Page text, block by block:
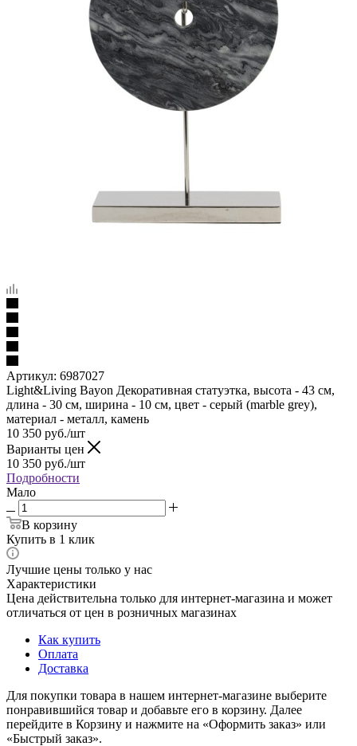
Артикул: 6987027
Light&Living Bayon Декоративная статуэтка, высота - 43 см,
длина - 30 см, ширина - 10 см, цвет - серый (marble grey),
материал - металл, камень
10 350 руб./шт
Варианты цен
10 350 руб./шт
Подробности
Мало
В корзину
Купить в 1 клик
Лучшие цены только у нас
Характеристики
Цена действительна только для интернет-магазина и может
отличаться от цен в розничных магазинах
Как купить
Оплата
Доставка
Для покупки товара в нашем интернет-магазине выберите
понравившийся товар и добавьте его в корзину. Далее
перейдите в Корзину и нажмите на «Оформить заказ» или
«Быстрый заказ».